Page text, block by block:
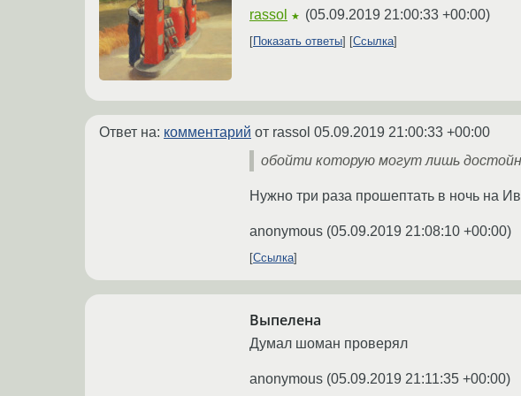
rassol ★ (05.09.2019 21:00:33 +00:00)
Показать ответы Ссылка
Ответ на: комментарий от rassol 05.09.2019 21:00:33 +00:00
обойти которую могут лишь
Нужно три раза прошептать в ночь на
anonymous (05.09.2019 21:08:10 +00:00)
Ссылка
Выпелена
Думал шоман проверял
anonymous (05.09.2019 21:11:35 +00:00)